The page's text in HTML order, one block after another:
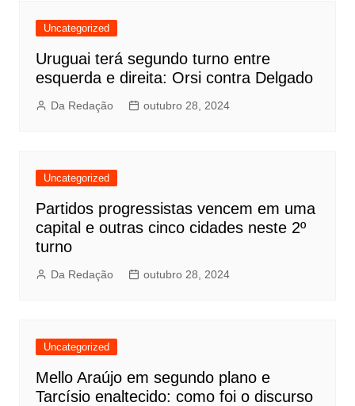
Uncategorized
Uruguai terá segundo turno entre
esquerda e direita: Orsi contra Delgado
Da Redação outubro 28, 2024
Uncategorized
Partidos progressistas vencem em uma
capital e outras cinco cidades neste 2º
turno
Da Redação outubro 28, 2024
Uncategorized
Mello Araújo em segundo plano e
Tarcísio enaltecido: como foi o discurso